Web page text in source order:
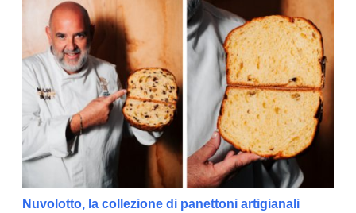
Nuvolotto, la collezione di panettoni artigianali